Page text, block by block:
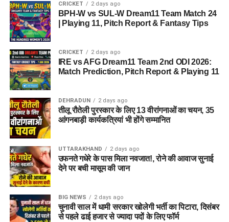
CRICKET 2 days ago
BPH-W vs SUL-W Dream11 Team Match 24
| Playing 11, Pitch Report & Fantasy Tips
CRICKET 2 days ago
IRE vs AFG Dream11 Team 2nd ODI 2026:
Match Prediction, Pitch Report & Playing 11
DEHRADUN 2 days ago
तीलू रौतेली पुरस्कार के लिए 13 वीरांगनाओं का चयन, 35
आंगनबाड़ी कार्यकत्रियां भी होंगे सम्मानित
UTTARAKHAND 2 days ago
उफनते गधेरे के पास मिला नवजात!, रोने की आवाज सुनाई
देने पर बची मासूम की जान
BIG NEWS 2 days ago
चुनावी साल में धामी सरकार खोलेगी भर्ती का पिटारा, दिसंबर
से पहले ढाई हजार से ज्यादा पदों के लिए फॉर्म